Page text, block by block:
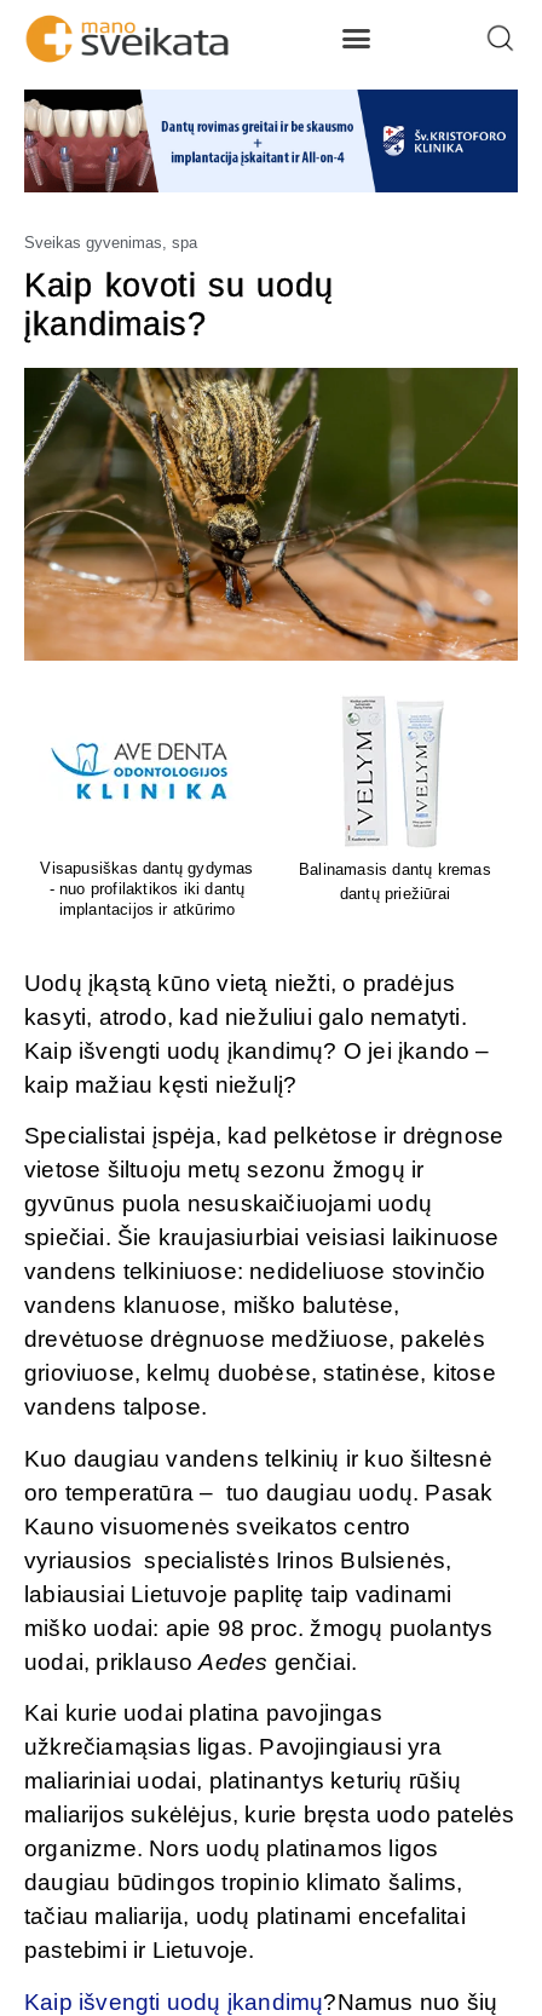
Sveikas gyvenimas, spa
Kaip kovoti su uodų
įkandimais?
Sėdėk geriau. Jauskis geriau
Lion's mane grybų papildai
smegenų veiklai
Uodų įkąstą kūno vietą niežti, o pradėjus
kasyti, atrodo, kad niežuliui galo nematyti.
Kaip išvengti uodų įkandimų? O jei įkando –
kaip mažiau kęsti niežulį?
Specialistai įspėja, kad pelkėtose ir drėgnose
vietose šiltuoju metų sezonu žmogų ir
gyvūnus puola nesuskaičiuojami uodų
spiečiai. Šie kraujasiurbiai veisiasi laikinuose
vandens telkiniuose: nedideliuose stovinčio
vandens klanuose, miško balutėse,
drevėtuose drėgnuose medžiuose, pakelės
grioviuose, kelmų duobėse, statinėse, kitose
vandens talpose.
Kuo daugiau vandens telkinių ir kuo šiltesnė
oro temperatūra – tuo daugiau uodų. Pasak
Kauno visuomenės sveikatos centro
vyriausios specialistės Irinos Bulsienės,
labiausiai Lietuvoje paplitę taip vadinami
miško uodai: apie 98 proc. žmogų puolantys
uodai, priklausoAedes genčiai.
Kai kurie uodai platina pavojingas
užkrečiamąsias ligas. Pavojingiausi yra
maliariniai uodai, platinantys keturių rūšių
maliarijos sukėlėjus, kurie bręsta uodo patelės
organizme. Nors uodų platinamos ligos
daugiau būdingos tropinio klimato šalims,
tačiau maliarija, uodų platinami encefalitai
pastebimi ir Lietuvoje.
Kaip išvengti uodų įkandimų?Namus nuo šių